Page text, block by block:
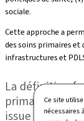
Ce site
nécessaires
sociale.
Cette approche a
des soins primaires
infrastructures et
La définition
primaires au
issue du